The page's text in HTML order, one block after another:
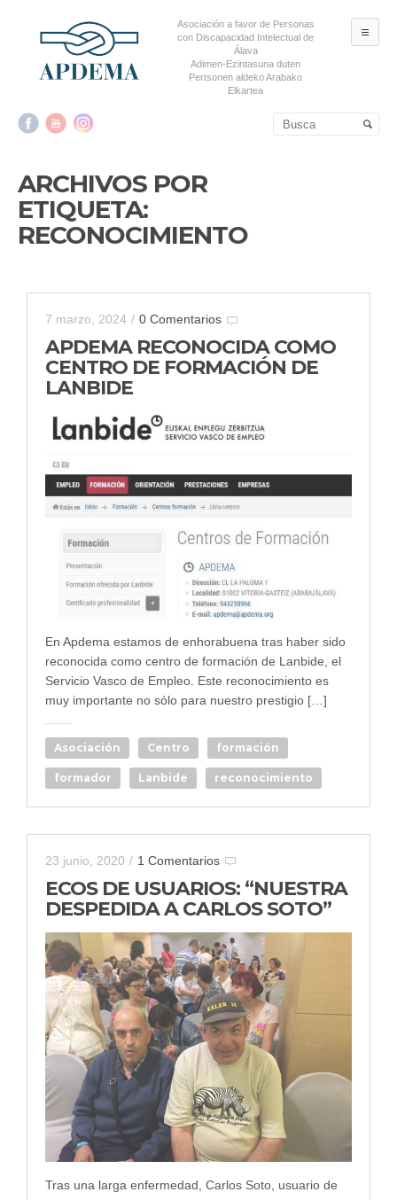
Asociación a favor de Personas
con Discapacidad Intelectual de
Álava
Adimen-Ezintasuna duten
Pertsonen aldeko Arabako
Elkartea
secundario
ARCHIVOS POR
ETIQUETA:
RECONOCIMIENTO
7 marzo, 2024 / 0 Comentarios
APDEMA RECONOCIDA COMO
CENTRO DE FORMACIÓN DE
LANBIDE
En Apdema estamos de enhorabuena tras haber sido
reconocida como centro de formación de Lanbide, el
Servicio Vasco de Empleo. Este reconocimiento es
muy importante no sólo para nuestro prestigio […]
Asociación Centro formación
formador Lanbide reconocimiento
23 junio, 2020 / 1 Comentarios
ECOS DE USUARIOS: “NUESTRA
DESPEDIDA A CARLOS SOTO”
Tras una larga enfermedad, Carlos Soto, usuario de